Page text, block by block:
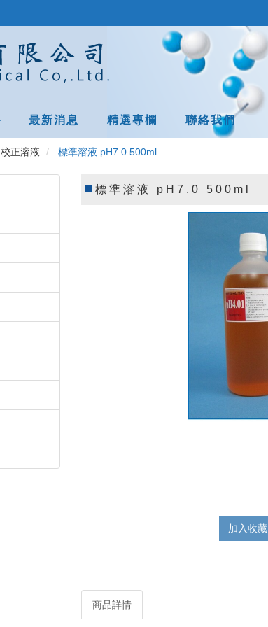
最新消息 精選專欄 聯絡我們
校正溶液 標準溶液 pH7.0 500ml
標準溶液 pH7.0 500ml
加入收藏
商品詳情